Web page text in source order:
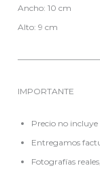
Ancho: 10 cm
Alto: 9 cm
IMPORTANTE
Precio no incluye
Entregamos
Fotografías